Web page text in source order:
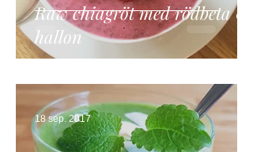
Raw chiagröt med rödbeta &
hallon
18 sep. 2017